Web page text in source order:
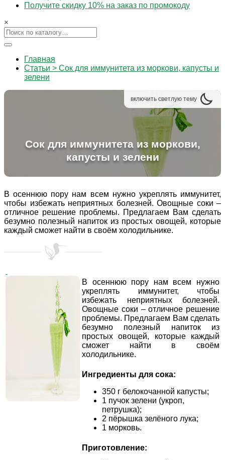
Получите скидку 10% на заказ по промокоду
×
Главная
Статьи > Сок для иммунитета из моркови, капусты и
зелени
включить светлую тему
Сок для иммунитета из моркови,
капусты и зелени
В осеннюю пору нам всем нужно укреплять иммунитет,
чтобы избежать неприятных болезней. Овощные соки –
отличное решение проблемы. Предлагаем Вам сделать
безумно полезный напиток из простых овощей, которые
каждый сможет найти в своём холодильнике.
В осеннюю пору нам всем нужно
укреплять иммунитет, чтобы
избежать неприятных болезней.
Овощные соки – отличное решение
проблемы. Предлагаем Вам сделать
безумно полезный напиток из
простых овощей, которые каждый
сможет найти в своём
холодильнике.
Ингредиенты для сока:
350 г белокочанной капусты;
1 пучок зелени (укроп,
петрушка);
2 пёрышка зелёного лука;
1 морковь.
Приготовление: